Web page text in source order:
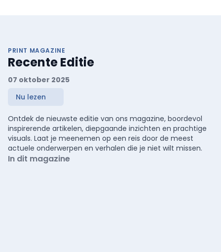
PRINT MAGAZINE
Recente Editie
07 oktober 2025
Nu lezen
Ontdek de nieuwste editie van ons magazine, boordevol
inspirerende artikelen, diepgaande inzichten en prachtige
visuals. Laat je meenemen op een reis door de meest
actuele onderwerpen en verhalen die je niet wilt missen.
In dit magazine